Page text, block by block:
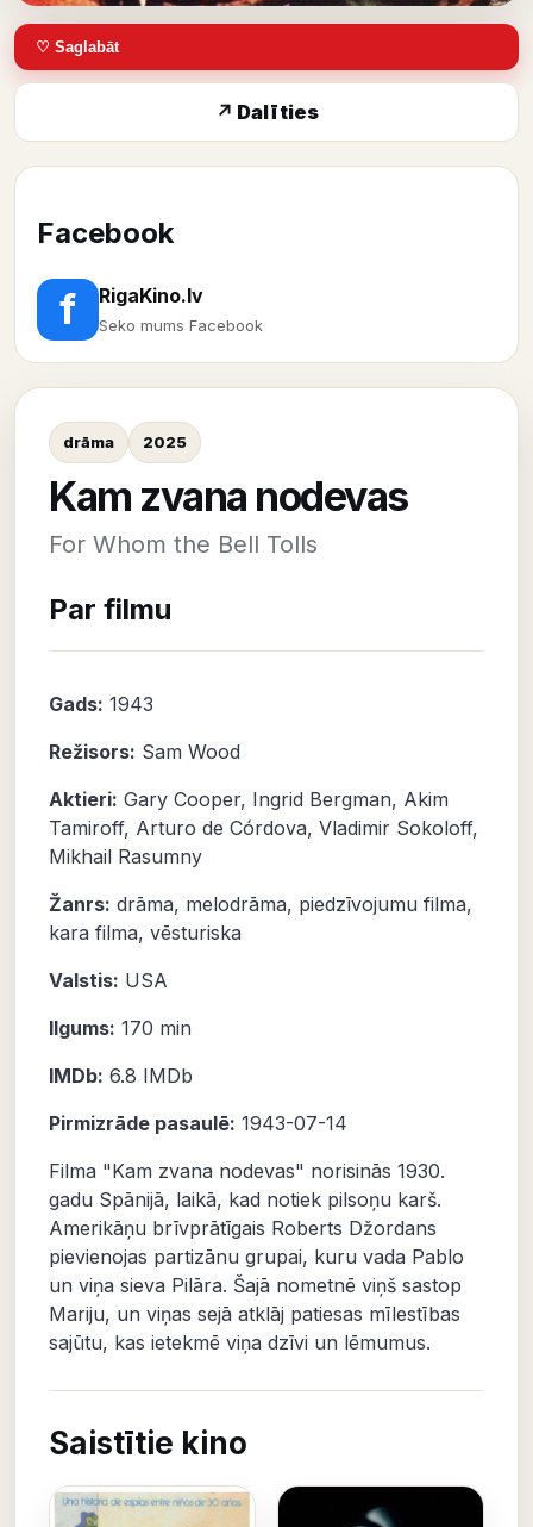
♡ Saglabāt
↗ Dalīties
Facebook
f RigaKino.lv
Seko mums Facebook
drāma 2025
Kam zvana nodevas
For Whom the Bell Tolls
Par filmu
Gads: 1943
Režisors: Sam Wood
Aktieri: Gary Cooper, Ingrid Bergman, Akim
Tamiroff, Arturo de Córdova, Vladimir Sokoloff,
Mikhail Rasumny
Žanrs: drāma, melodrāma, piedzīvojumu filma,
kara filma, vēsturiska
Valstis: USA
Ilgums: 170 min
IMDb: 6.8 IMDb
Pirmizrāde pasaulē: 1943-07-14
Filma "Kam zvana nodevas" norisinās 1930.
gadu Spānijā, laikā, kad notiek pilsoņu karš.
Amerikāņu brīvprātīgais Roberts Džordans
pievienojas partizānu grupai, kuru vada Pablo
un viņa sieva Pilāra. Šajā nometnē viņš sastop
Mariju, un viņas sejā atklāj patiesas mīlestības
sajūtu, kas ietekmē viņa dzīvi un lēmumus.
Saistītie kino